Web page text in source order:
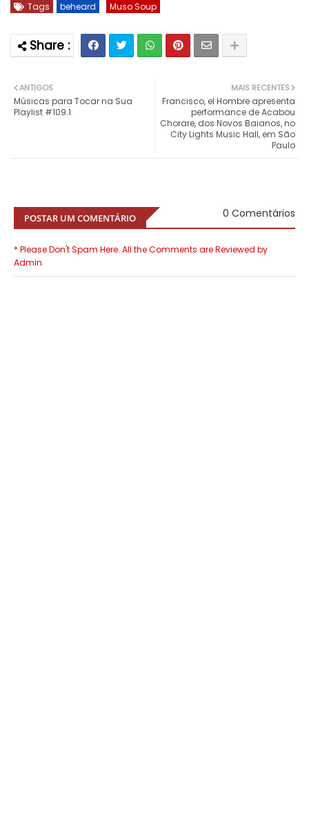
Tags beheard Muso Soup
MAIS RECENTES
Francisco, el Hombre apresenta
performance de Acabou
Chorare, dos Novos Baianos, no
City Lights Music Hall, em São
Paulo
ANTIGOS
Músicas para Tocar na Sua
Playlist #109.1
POSTAR UM COMENTÁRIO 0 Comentários
* Please Don't Spam Here. All the Comments are Reviewed by
Admin.